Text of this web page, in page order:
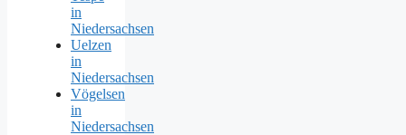
in
Niedersachsen
Uelzen
in
Niedersachsen
Vögelsen
in
Niedersachsen